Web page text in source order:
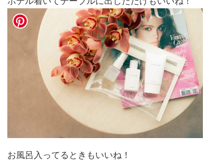
お風呂入ってるときもいいね！